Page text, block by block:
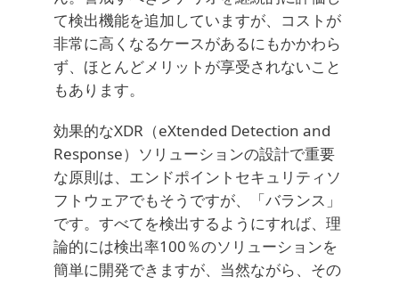
て検出機能を追加していますが、コストが
非常に高くなるケースがあるにもかかわら
ず、ほとんどメリットが享受されないこと
もあります。
効果的なXDR（eXtended Detection and
Response）ソリューションの設計で重要
な原則は、エンドポイントセキュリティソ
フトウェアでもそうですが、「バランス」
です。すべてを検出するようにすれば、理
論的には検出率100％のソリューションを
簡単に開発できますが、当然ながら、その